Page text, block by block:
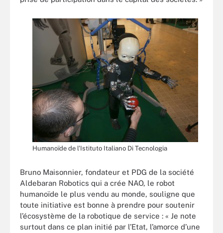
Humanoïde de l'Istituto Italiano Di Tecnologia
Bruno Maisonnier, fondateur et PDG de la société
Aldebaran Robotics qui a crée NAO, le robot
humanoïde le plus vendu au monde, souligne que
toute initiative est bonne à prendre pour soutenir
l’écosystème de la robotique de service : « Je note
surtout dans ce plan initié par l’Etat, l’amorce d’une